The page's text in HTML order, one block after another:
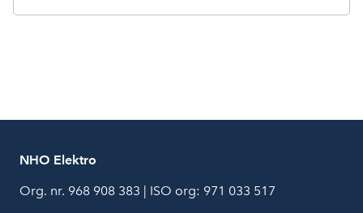
NHO Elektro
Org. nr. 968 908 383 | ISO org: 971 033 517